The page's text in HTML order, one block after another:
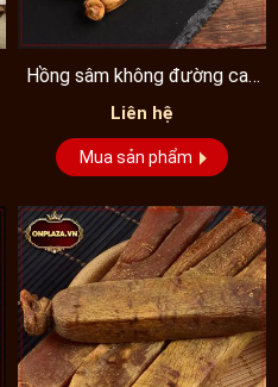
Hồng sâm không đường cao
cấp 6 năm tuổi
Liên hệ
Mua sản phẩm